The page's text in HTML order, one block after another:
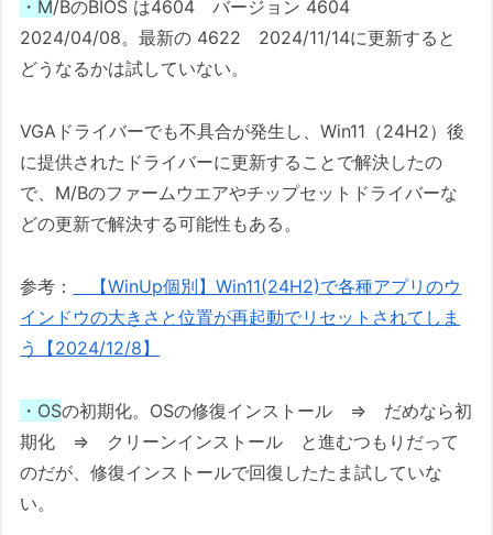
・M/BのBIOS は4604 バージョン 4604
2024/04/08。最新の 4622 2024/11/14に更新すると
どうなるかは試していない。
VGAドライバーでも不具合が発生し、Win11（24H2）後
に提供されたドライバーに更新することで解決したの
で、M/Bのファームウエアやチップセットドライバーな
どの更新で解決する可能性もある。
参考：
【WinUp個別】Win11(24H2)で各種アプリのウ
インドウの大きさと位置が再起動でリセットされてしま
う【2024/12/8】
・OSの初期化。OSの修復インストール ⇒ だめなら初
期化 ⇒ クリーンインストール と進むつもりだって
のだが、修復インストールで回復したたま試していな
い。